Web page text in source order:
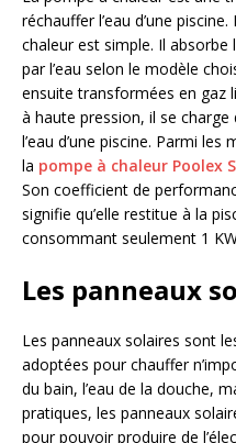
réchauffer l’eau d’une
chaleur est simple. Il absorbe
par l’eau selon le modèle
ensuite transformées en gaz
à haute pression, il se
l’eau d’une piscine. Parmi
la pompe à chaleur Poolex
Son coefficient de
signifie qu’elle restitue à la
consommant seulement 1
Les panneaux
Les panneaux solaires sont
adoptées pour chauffer
du bain, l’eau de la douche,
pratiques, les panneaux
pour pouvoir produire de